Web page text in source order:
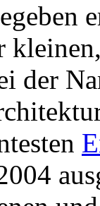
der